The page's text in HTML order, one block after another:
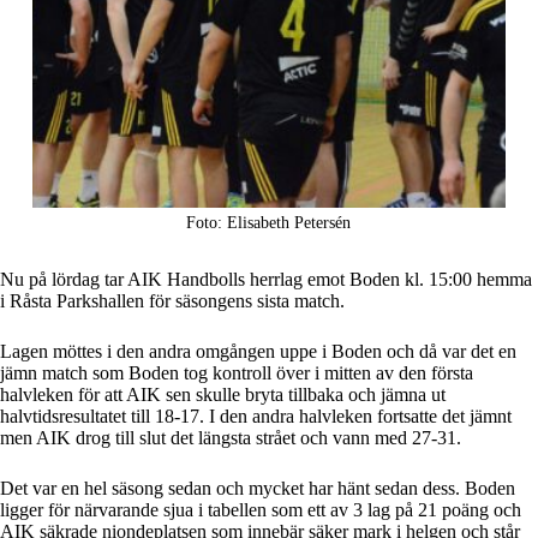
Foto: Elisabeth Petersén
Nu på lördag tar AIK Handbolls herrlag emot Boden kl. 15:00 hemma
i Råsta Parkshallen för säsongens sista match.
Lagen möttes i den andra omgången uppe i Boden och då var det en
jämn match som Boden tog kontroll över i mitten av den första
halvleken för att AIK sen skulle bryta tillbaka och jämna ut
halvtidsresultatet till 18-17. I den andra halvleken fortsatte det jämnt
men AIK drog till slut det längsta strået och vann med 27-31.
Det var en hel säsong sedan och mycket har hänt sedan dess. Boden
ligger för närvarande sjua i tabellen som ett av 3 lag på 21 poäng och
AIK säkrade niondeplatsen som innebär säker mark i helgen och står